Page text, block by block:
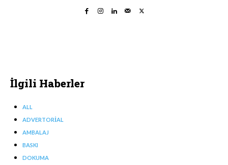
İlgili Haberler
ALL
ADVERTORIAL
AMBALAJ
BASKI
DOKUMA